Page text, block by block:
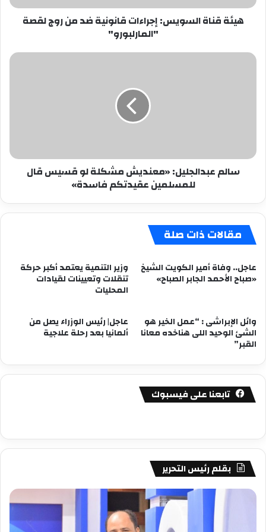
لقصة
"المارلبورو"
هيئة قناة السويس: إجراءات قانونية ضد من روج لقصة
"المارلبورو"
سالم
عقيدتكم
فاسدة»سالم عبدالجليل: «معنديش مشكلة لو قسيس قال
للمسلمين عقيدتكم فاسدة»
مقالات ذات صلة
عاجل.. وفاة أمير الكويت الشيخ
«صباح الأحمد الجابر الصباح»
وزير التنمية يعتمد أكبر حركة
تنقلات وتعيينات لقيادات
المحليات
وائل الإبراشى : “عمل الخير هو
الشئ الوحيد اللى هناخده معانا
القبر”
عاجل| رئيس الوزراء يصل من
ألمانيا بعد رحلة علاجية
تابعنا على فيسبوك
بقلم رئيس التحرير
مصطفى